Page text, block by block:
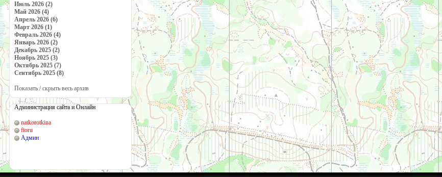
Июль 2026 (2)
Май 2026 (4)
Апрель 2026 (6)
Март 2026 (1)
Февраль 2026 (4)
Январь 2026 (2)
Декабрь 2025 (2)
Ноябрь 2025 (3)
Октябрь 2025 (7)
Сентябрь 2025 (8)
Показать / скрыть весь архив
Администрация сайта и Онлайн
natkorotkina
fioru
Админ